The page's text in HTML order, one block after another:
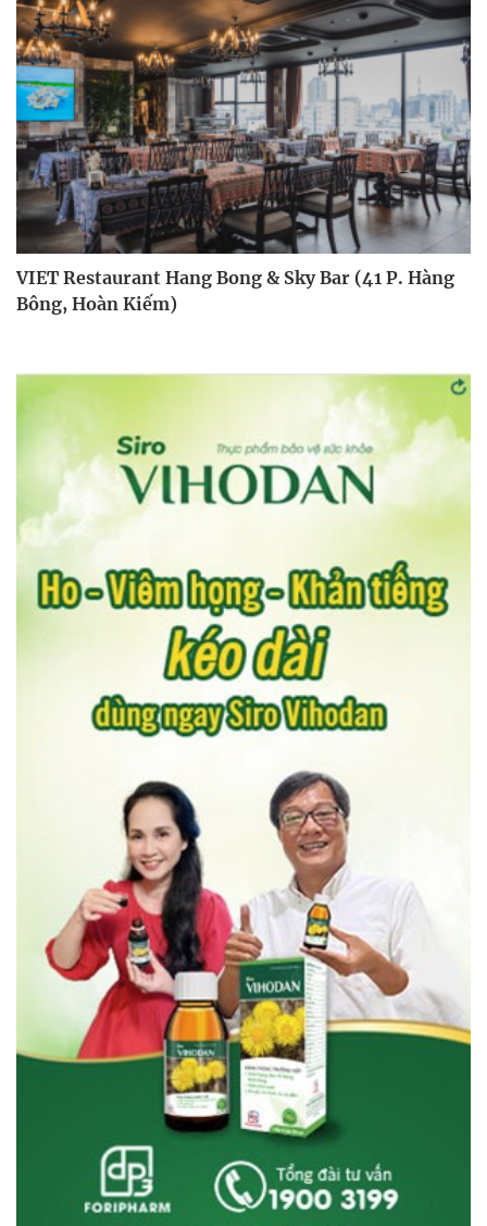
VIET Restaurant Hang Bong & Sky Bar (41 P. Hàng
Bông, Hoàn Kiếm)